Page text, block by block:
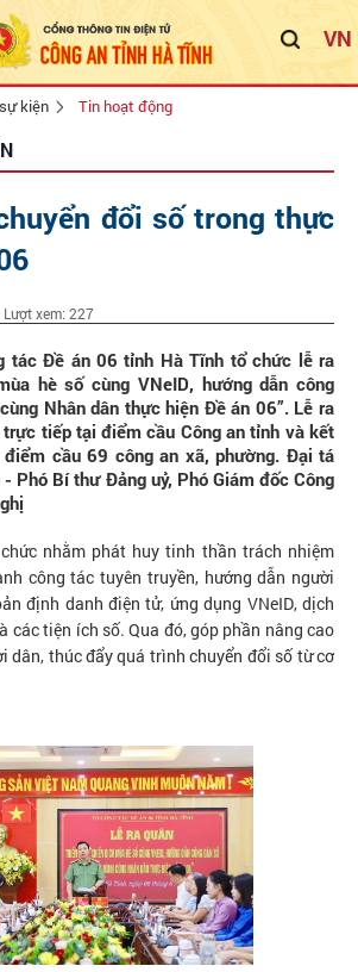
VN
kiện Tin hoạt động
đổi số trong thực
Lượt xem: 227
tác Đề án 06 tỉnh Hà Tĩnh tổ chức lễ ra
hè số cùng VNeID, hướng dẫn công
Nhân dân thực hiện Đề án 06”. Lễ ra
tiếp tại điểm cầu Công an tỉnh và kết
cầu 69 công an xã, phường. Đại tá
Phó Bí thư Đảng uỷ, Phó Giám đốc Công
nhằm phát huy tinh thần trách nhiệm
công tác tuyên truyền, hướng dẫn người
định danh điện tử, ứng dụng VNeID, dịch
các tiện ích số. Qua đó, góp phần nâng cao
dân, thúc đẩy quá trình chuyển đổi số từ cơ